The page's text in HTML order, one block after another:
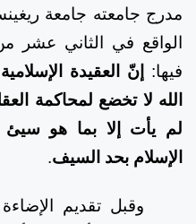
مدرج جامعته جامعة
فيها:
إنّ العقيدة
الله لا تخضع لمحاكمة
لم يأت إلا بما هو سيئ
الإسلام بحد السيف.
وقبل تقديم الإضاءة